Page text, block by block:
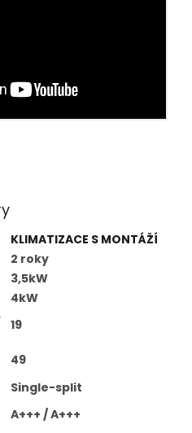
KLIMATIZACE S MONTÁŽÍ
2 roky
3,5kW
4kW
19
49
Single-split
A+++ / A+++